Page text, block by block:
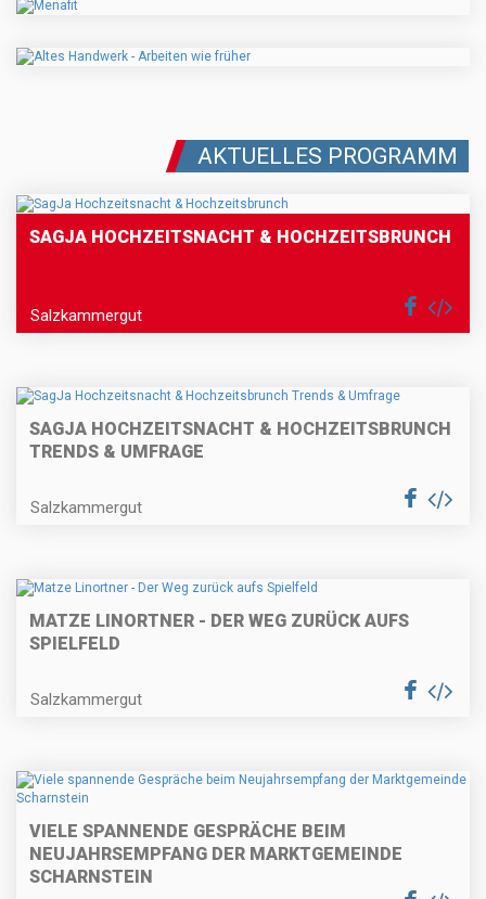
AKTUELLES PROGRAMM
SAGJA HOCHZEITSNACHT & HOCHZEITSBRUNCH
Salzkammergut
SAGJA HOCHZEITSNACHT & HOCHZEITSBRUNCH
TRENDS & UMFRAGE
Salzkammergut
MATZE LINORTNER - DER WEG ZURÜCK AUFS
SPIELFELD
Salzkammergut
VIELE SPANNENDE GESPRÄCHE BEIM
NEUJAHRSEMPFANG DER MARKTGEMEINDE
SCHARNSTEIN